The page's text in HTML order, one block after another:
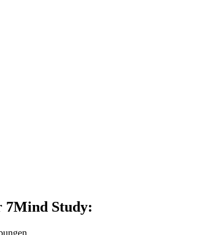
7Mind Study: